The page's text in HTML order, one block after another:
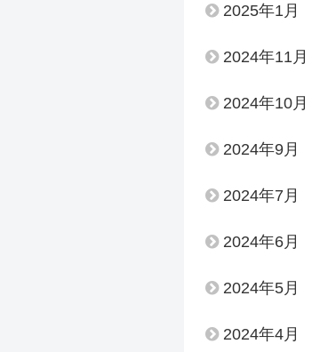
2025年1月
2024年11月
2024年10月
2024年9月
2024年7月
2024年6月
2024年5月
2024年4月